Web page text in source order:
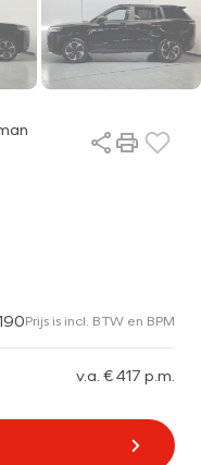
Prijs is incl. BTW en BPM
v.a. € 417 p.m.